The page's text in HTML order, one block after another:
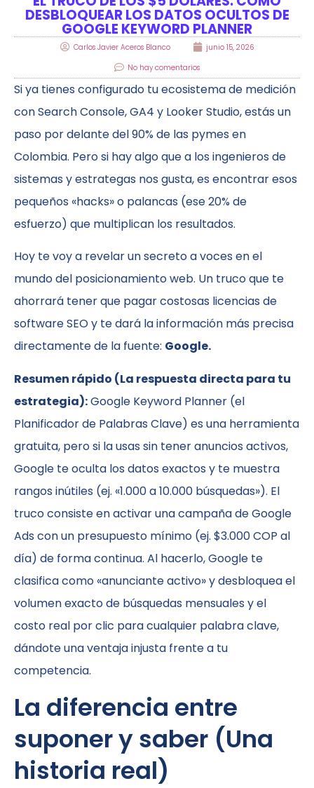
DESBLOQUEAR LOS DATOS OCULTOS DE
GOOGLE KEYWORD PLANNER
Carlos Javier Aceros Blanco
junio 15, 2026
No hay comentarios
Si ya tienes configurado tu ecosistema de medición
con Search Console, GA4 y Looker Studio, estás un
paso por delante del 90% de las pymes en
Colombia. Pero si hay algo que a los ingenieros de
sistemas y estrategas nos gusta, es encontrar esos
pequeños «hacks» o palancas (ese 20% de
esfuerzo) que multiplican los resultados.
Hoy te voy a revelar un secreto a voces en el
mundo del posicionamiento web. Un truco que te
ahorrará tener que pagar costosas licencias de
software SEO y te dará la información más precisa
directamente de la fuente: Google.
Resumen rápido (La respuesta directa para tu
estrategia):Google Keyword Planner (el
Planificador de Palabras Clave) es una herramienta
gratuita, pero si la usas sin tener anuncios activos,
Google te oculta los datos exactos y te muestra
rangos inútiles (ej. «1.000 a 10.000 búsquedas»). El
truco consiste en activar una campaña de Google
Ads con un presupuesto mínimo (ej. $3.000 COP al
día) de forma continua. Al hacerlo, Google te
clasifica como «anunciante activo» y desbloquea el
volumen exacto de búsquedas mensuales y el
costo real por clic para cualquier palabra clave,
dándote una ventaja injusta frente a tu
competencia.
La diferencia entre
suponer y saber (Una
historia real)